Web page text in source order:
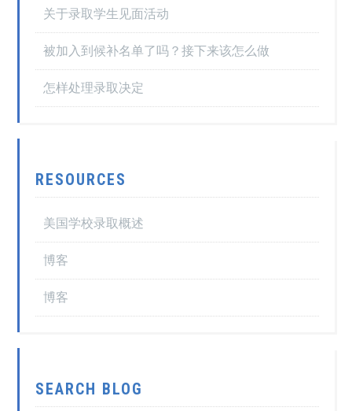
关于录取学生见面活动
被加入到候补名单了吗？接下来该怎么做
怎样处理录取决定
RESOURCES
美国学校录取概述
博客
博客
SEARCH BLOG